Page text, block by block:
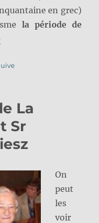
en grec)
la période de
La
Sr
On
peut
les
voir